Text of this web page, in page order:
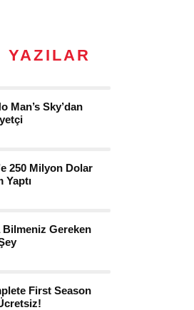
YAZILAR
Man’s Sky’dan
250 Milyon Dolar
Yaptı
Bilmeniz Gereken
First Season